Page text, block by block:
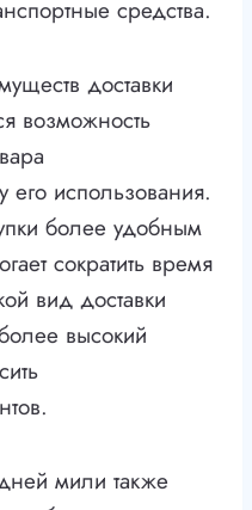
средства.
доставки
возможность
его использования.
более удобным
сократить время
вид доставки
высокий
мили также